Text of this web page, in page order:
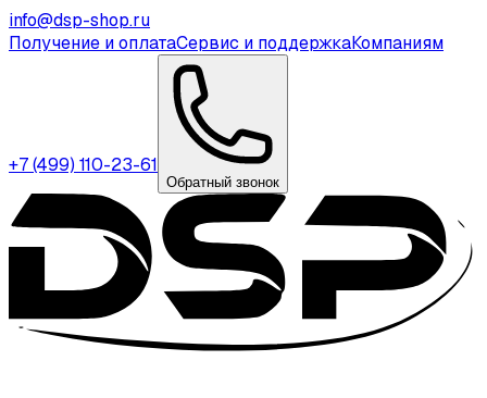
info@dsp-shop.ru
Получение и оплатаСервис и поддержкаКомпаниям
+7 (499) 110-23-61
Обратный звонок